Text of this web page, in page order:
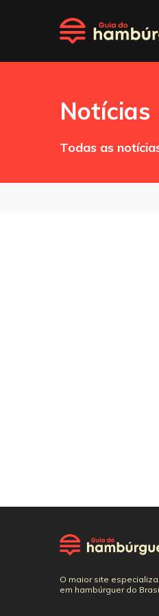
Notícias
Todas as
O maior site
em hambúrguer do